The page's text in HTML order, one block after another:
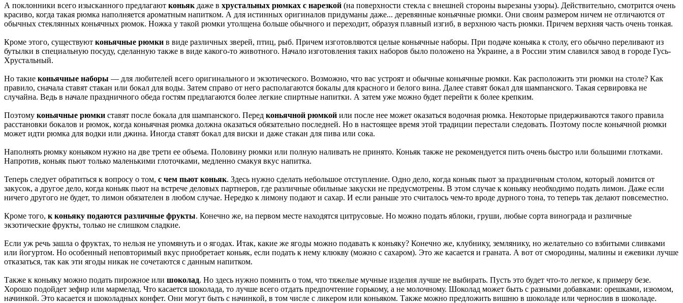
А поклонники всего изысканного предлагают коньяк даже в хрустальных рюмках с нарезкой (на поверхности стекла с внешней стороны вырезаны узоры). Действительно, смотрится очень
красиво, когда такая рюмка наполняется ароматным напитком. А для истинных оригиналов придуманы даже... деревянные коньячные рюмки. Они своим размером ничем не отличаются от
обычных стеклянных коньячных рюмок. Ножка у такой рюмки утолщена больше обычного и переходит, образуя плавный изгиб, в верхнюю часть рюмки. Причем верхняя часть очень тонкая.
Кроме этого, существуют коньячные рюмки в виде различных зверей, птиц, рыб. Причем изготовляются целые коньячные наборы. При подаче коньяка к столу, его обычно переливают из
бутылки в специальную посуду, сделанную также в виде какого-то животного. Начало изготовления таких наборов было положено на Украине, а в России этим славился завод в городе Гусь-
Хрустальный.
Но такие коньячные наборы — для любителей всего оригинального и экзотического. Возможно, что вас устроят и обычные коньячные рюмки. Как расположить эти рюмки на столе? Как
правило, сначала ставят стакан или бокал для воды. Затем справо от него располагаются бокалы для красного и белого вина. Далее ставят бокал для шампанского. Такая сервировка не
случайна. Ведь в начале праздничного обеда гостям предлагаются более легкие спиртные напитки. А затем уже можно будет перейти к более крепким.
Поэтому коньячные рюмки ставят после бокала для шампанского. Перед коньячной рюмкой или после нее может оказаться водочная рюмка. Некоторые придерживаются такого правила
расстановки бокалов и рюмок, когда коньячная рюмка должна оказаться обязательно последней. Но в настоящее время этой традиции перестали следовать. Поэтому после коньячной рюмки
может идти рюмка для водки или джина. Иногда ставят бокал для виски и даже стакан для пива или сока.
Наполнять рюмку коньяком нужно на две трети ее объема. Половину рюмки или полную наливать не принято. Коньяк также не рекомендуется пить очень быстро или большими глотками.
Напротив, коньяк пьют только маленькими глоточками, медленно смакуя вкус напитка.
Теперь следует обратиться к вопросу о том, с чем пьют коньяк. Здесь нужно сделать небольшое отступление. Одно дело, когда коньяк пьют за праздничным столом, который ломится от
закусок, а другое дело, когда коньяк пьют на встрече деловых партнеров, где различные обильные закуски не предусмотрены. В этом случае к коньяку необходимо подать лимон. Даже если
ничего другого не будет, то лимон обязателен в любом случае. Нередко к лимону подают и сахар. И если раньше это считалось чем-то вроде дурного тона, то теперь так делают повсеместно.
Кроме того, к коньяку подаются различные фрукты. Конечно же, на первом месте находятся цитрусовые. Но можно подать яблоки, груши, любые сорта винограда и различные
экзотические фрукты, только не слишком сладкие.
Если уж речь зашла о фруктах, то нельзя не упомянуть и о ягодах. Итак, какие же ягоды можно подавать к коньяку? Конечно же, клубнику, землянику, но желательно со взбитыми сливками
или йогуртом. Но особенный неповторимый вкус приобретает коньяк, если подать к нему клюкву (можно с сахаром). Это же касается и граната. А вот от смородины, малины и ежевики лучше
отказаться, так как эти ягоды никак не сочетаются с данным напитком.
Также к коньяку можно подать пирожное или шоколад. Но здесь нужно помнить о том, что тяжелые мучные изделия лучше не выбирать. Пусть это будет что-то легкое, к примеру безе.
Хорошо подойдет зефир или мармелад. Что касается шоколада, то лучше всего отдать предпочтение горькому, а не молочному. Шоколад может быть с разными добавками: орешками, изюмом,
начинкой. Это касается и шоколадных конфет. Они могут быть с начинкой, в том числе с ликером или коньяком. Также можно предложить вишню в шоколаде или чернослив в шоколаде.